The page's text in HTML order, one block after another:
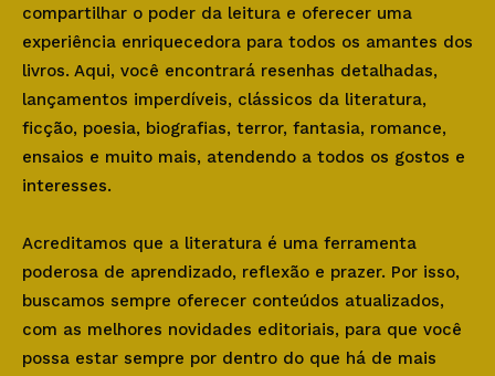
compartilhar o poder da leitura e oferecer uma
experiência enriquecedora para todos os amantes dos
livros. Aqui, você encontrará resenhas detalhadas,
lançamentos imperdíveis, clássicos da literatura,
ficção, poesia, biografias, terror, fantasia, romance,
ensaios e muito mais, atendendo a todos os gostos e
interesses.
Acreditamos que a literatura é uma ferramenta
poderosa de aprendizado, reflexão e prazer. Por isso,
buscamos sempre oferecer conteúdos atualizados,
com as melhores novidades editoriais, para que você
possa estar sempre por dentro do que há de mais